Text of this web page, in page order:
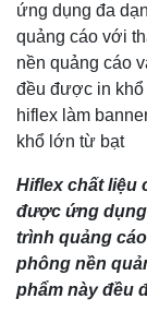
ứng dụng đa
quảng cáo với
nền quảng cáo
đều được in
hiflex làm
khổ lớn từ bạt
Hiflex chất liệu
được ứng
trình quảng
phông nền
phẩm này đều